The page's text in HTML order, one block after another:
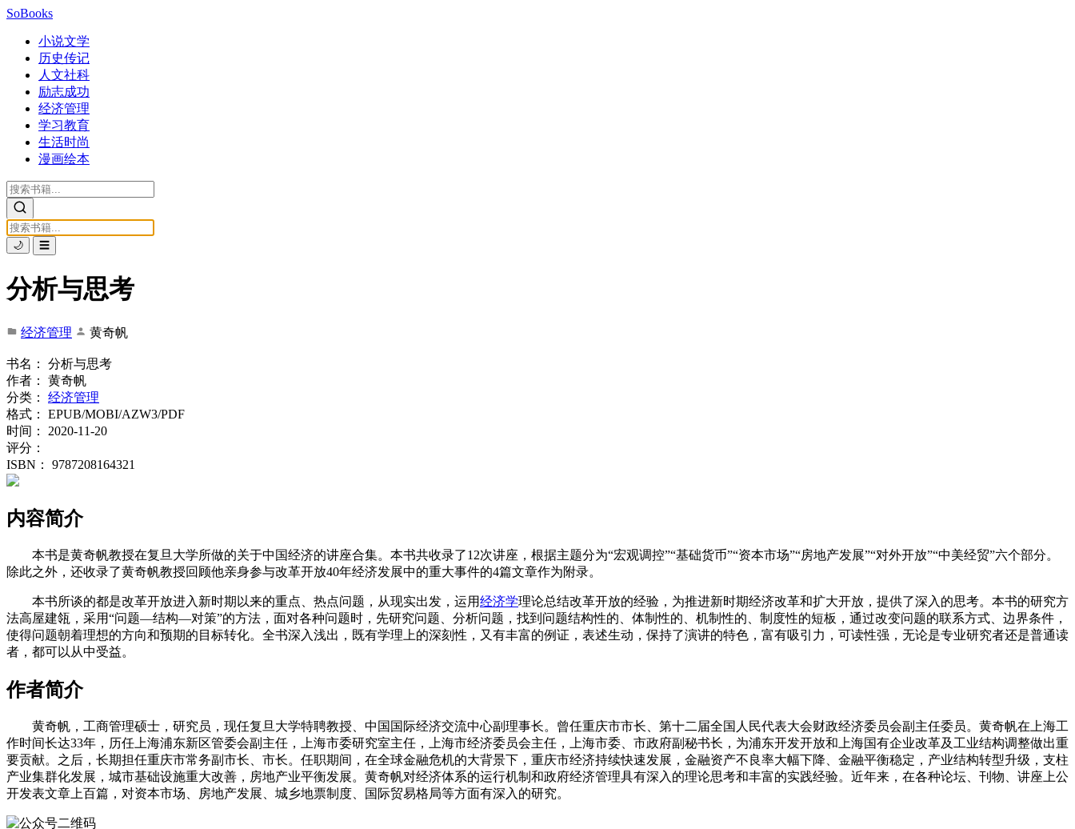
SoBooks
小说文学
历史传记
人文社科
励志成功
经济管理
学习教育
生活时尚
漫画绘本
🌙 ☰
分析与思考
经济管理 黄奇帆
书名：
分析与思考
作者：
黄奇帆
分类：
经济管理
格式：
EPUB/MOBI/AZW3/PDF
时间：
2020-11-20
评分：
ISBN：
9787208164321
内容简介
本书是黄奇帆教授在复旦大学所做的关于中国经济的讲座合集。本书共收录了12次讲座，根据主题分为“宏观调控”“基础货币”“资本市场”“房地产发展”“对外开放”“中美经贸”六个部分。
除此之外，还收录了黄奇帆教授回顾他亲身参与改革开放40年经济发展中的重大事件的4篇文章作为附录。
本书所谈的都是改革开放进入新时期以来的重点、热点问题，从现实出发，运用经济学理论总结改革开放的经验，为推进新时期经济改革和扩大开放，提供了深入的思考。本书的研究方
法高屋建瓴，采用“问题—结构—对策”的方法，面对各种问题时，先研究问题、分析问题，找到问题结构性的、体制性的、机制性的、制度性的短板，通过改变问题的联系方式、边界条件，
使得问题朝着理想的方向和预期的目标转化。全书深入浅出，既有学理上的深刻性，又有丰富的例证，表述生动，保持了演讲的特色，富有吸引力，可读性强，无论是专业研究者还是普通读
者，都可以从中受益。
作者简介
黄奇帆，工商管理硕士，研究员，现任复旦大学特聘教授、中国国际经济交流中心副理事长。曾任重庆市市长、第十二届全国人民代表大会财政经济委员会副主任委员。黄奇帆在上海工
作时间长达33年，历任上海浦东新区管委会副主任，上海市委研究室主任，上海市经济委员会主任，上海市委、市政府副秘书长，为浦东开发开放和上海国有企业改革及工业结构调整做出重
要贡献。之后，长期担任重庆市常务副市长、市长。任职期间，在全球金融危机的大背景下，重庆市经济持续快速发展，金融资产不良率大幅下降、金融平衡稳定，产业结构转型升级，支柱
产业集群化发展，城市基础设施重大改善，房地产业平衡发展。黄奇帆对经济体系的运行机制和政府经济管理具有深入的理论思考和丰富的实践经验。近年来，在各种论坛、刊物、讲座上公
开发表文章上百篇，对资本市场、房地产发展、城乡地票制度、国际贸易格局等方面有深入的研究。